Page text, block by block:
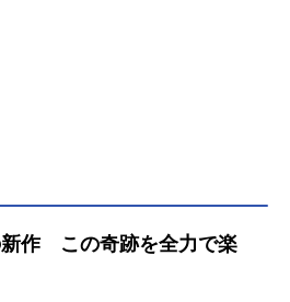
新作 この奇跡を全力で楽